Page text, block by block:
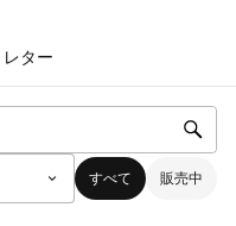
レター
すべて 販売中